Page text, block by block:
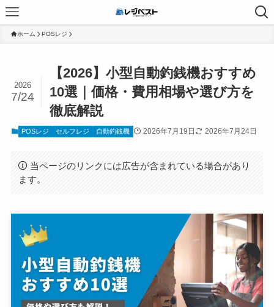
ホーム POSレジ
【2026】小型自動釣銭機おすすめ
10選｜価格・費用相場や選び方を
徹底解説
2026
7/24
POSレジ セルフレジ 自動釣銭機 2026年7月19日 2026年7月24日
当ページのリンクには広告が含まれている場合があり
ます。